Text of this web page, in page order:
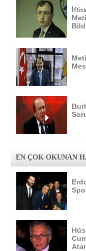
EN ÇOK OKUNAN